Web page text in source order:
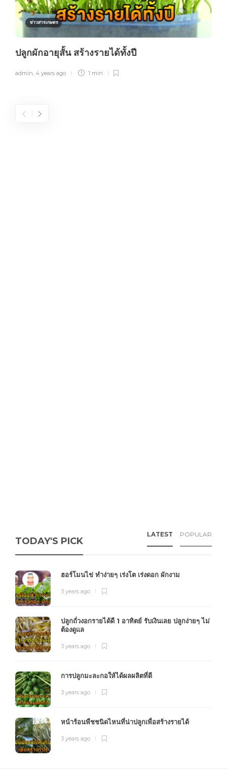
ข่าวสารเกษตร
ปลูกผักอายุสั้น สร้างรายได้ทั้งปี
admin, 4 years ago 1 min
TODAY'S PICK
LATEST POPULAR
ฮอร์โมนไข่ ทำง่ายๆ เร่งโต เร่งดอก ผักงาม
3 years ago
ปลูกถั่วงอกรายได้ดี 1 อาทิตย์ รับเงินเลย ปลูกง่ายๆ ไม่
ต้องดูแล
3 years ago
การปลูกมะละกอให้ได้ผลผลิตที่ดี
3 years ago
หน้าร้อนพืชชนิดไหนที่น่าปลูกเพื่อสร้างรายได้
3 years ago